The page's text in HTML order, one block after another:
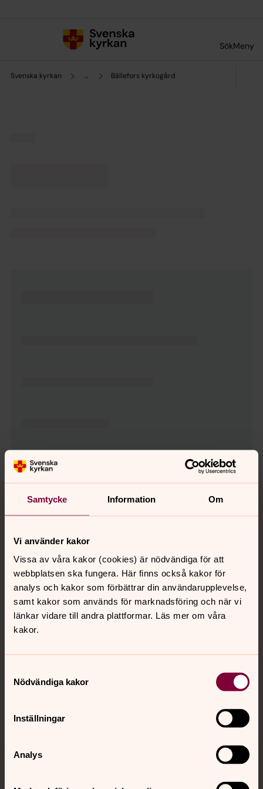
Samtycke Information Om
Vi använder kakor
Vissa av våra kakor (cookies) är nödvändiga för att
webbplatsen ska fungera. Här finns också kakor för
analys och kakor som förbättrar din användarupplevelse,
samt kakor som används för marknadsföring och när vi
länkar vidare till andra plattformar. Läs mer om våra
kakor.
Nödvändiga kakor
Inställningar
Analys
SökMeny
Svenska kyrkan ... Bällefors kyrkogård
Tillbaka till toppen
Tillbaka till innehållet
Kontakt
Kalender
Hitta snabbt
Sociala kanaler